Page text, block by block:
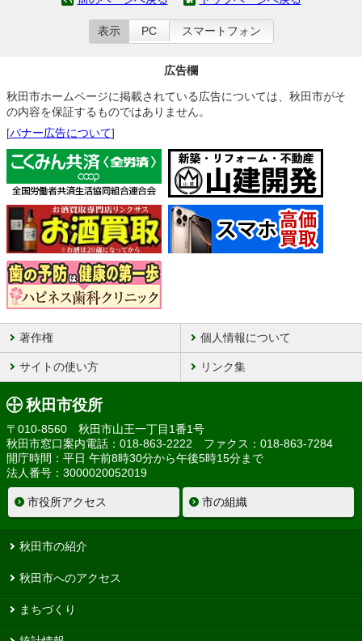
表示 PC スマートフォン
広告欄
秋田市ホームページに掲載されている広告については、秋田市がそ
の内容を保証するものではありません。
[バナー広告について]
著作権 個人情報について
サイトの使い方 リンク集
秋田市役所
〒010-8560 秋田市山王一丁目1番1号
秋田市窓口案内電話：018-863-2222 ファクス：018-863-7284
開庁時間：平日 午前8時30分から午後5時15分まで
法人番号：3000020052019
市役所アクセス 市の組織
秋田市の紹介
秋田市へのアクセス
まちづくり